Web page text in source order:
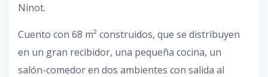
Ninot.
Cuento con 68 m² construidos, que se distribuyen
en un gran recibidor, una pequeña cocina, un
salón-comedor en dos ambientes con salida al